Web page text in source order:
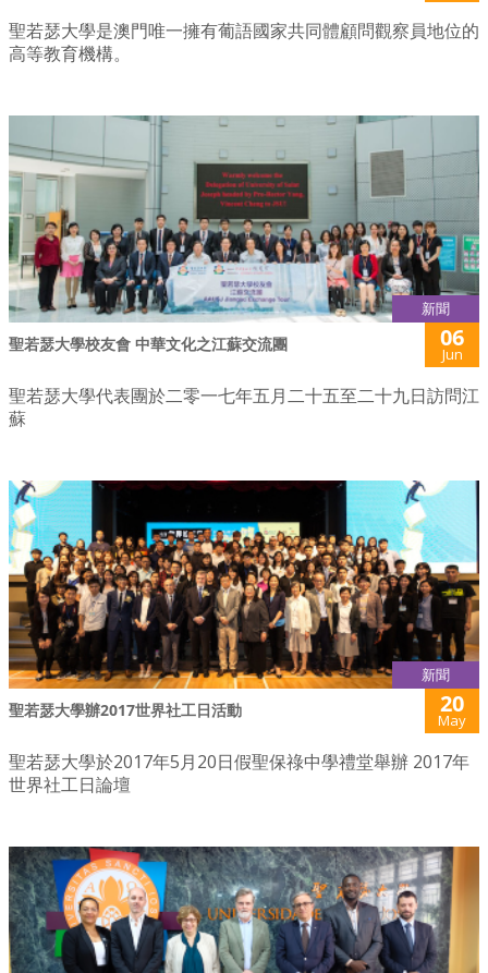
聖若瑟大學是澳門唯一擁有葡語國家共同體顧問觀察員地位的
高等教育機構。
新聞
聖若瑟大學校友會 中華文化之江蘇交流團 06
Jun
聖若瑟大學代表團於二零一七年五月二十五至二十九日訪問江
蘇
新聞
聖若瑟大學辦2017世界社工日活動 20
May
聖若瑟大學於2017年5月20日假聖保祿中學禮堂舉辦 2017年
世界社工日論壇